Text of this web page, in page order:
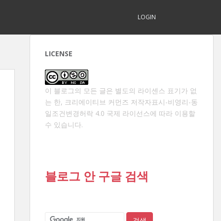
LOGIN
LICENSE
이 블로그의 모든 글은 별도의 라이센스 표기가 없
는 한, 크리에이티브 커먼즈 저작자표시-비영리-동
일조건변경허락 4.0 국제 라이선스에 따라 이용할
수 있습니다.
블로그 안 구글 검색